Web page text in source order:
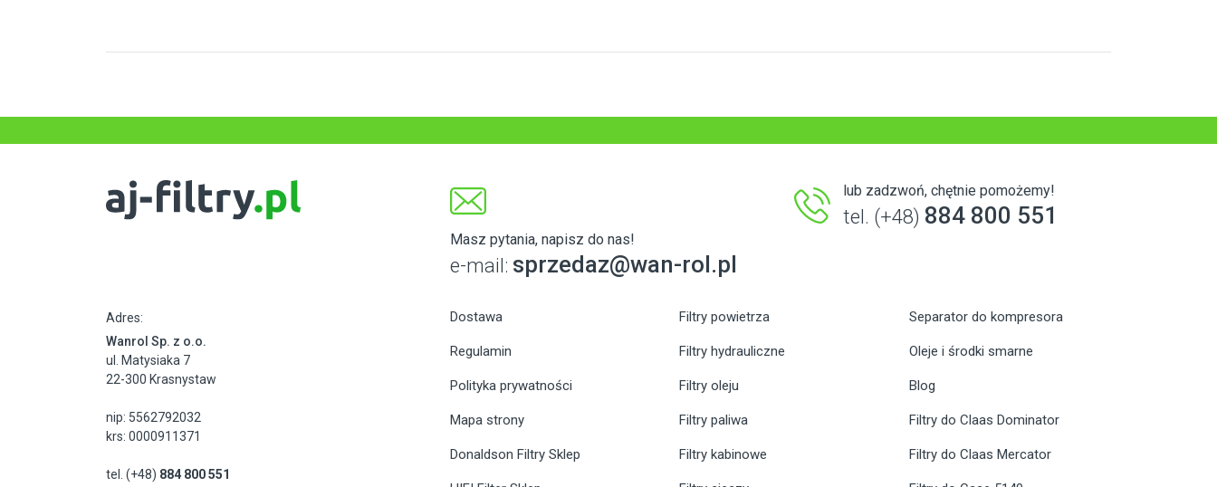
Masz pytania, napisz do nas!
e-mail: sprzedaz@wan-rol.pl
lub zadzwoń, chętnie pomożemy!
tel. (+48) 884 800 551
Adres:
Wanrol Sp. z o.o.
ul. Matysiaka 7
22-300 Krasnystaw
nip: 5562792032
krs: 0000911371
tel. (+48) 884 800 551
Dostawa
Regulamin
Polityka prywatności
Mapa strony
Donaldson Filtry Sklep
Filtry powietrza
Filtry hydrauliczne
Filtry oleju
Filtry paliwa
Filtry kabinowe
Separator do kompresora
Oleje i środki smarne
Blog
Filtry do Claas Dominator
Filtry do Claas Mercator